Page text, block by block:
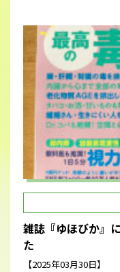
雑誌『ゆほびか』
た
【2025年03月30日】